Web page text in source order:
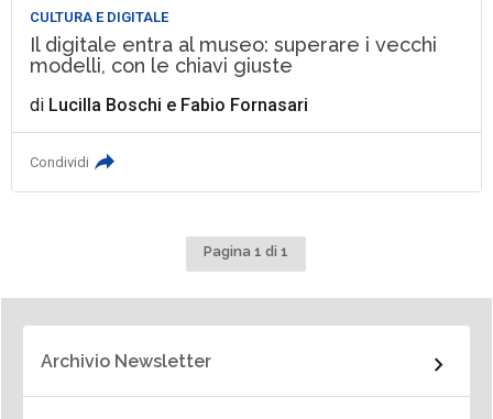
CULTURA E DIGITALE
Il digitale entra al museo: superare i vecchi
modelli, con le chiavi giuste
di Lucilla Boschi e Fabio Fornasari
Condividi
Pagina 1 di 1
Archivio Newsletter